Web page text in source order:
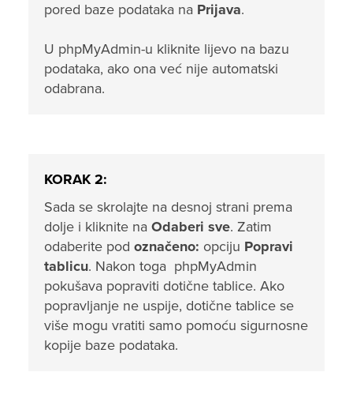
pored baze podataka na Prijava.
U phpMyAdmin-u kliknite lijevo na bazu
podataka, ako ona već nije automatski
odabrana.
KORAK 2:
Sada se skrolajte na desnoj strani prema
dolje i kliknite na Odaberi sve. Zatim
odaberite pod označeno: opciju Popravi
tablicu. Nakon toga phpMyAdmin
pokušava popraviti dotične tablice. Ako
popravljanje ne uspije, dotične tablice se
više mogu vratiti samo pomoću sigurnosne
kopije baze podataka.